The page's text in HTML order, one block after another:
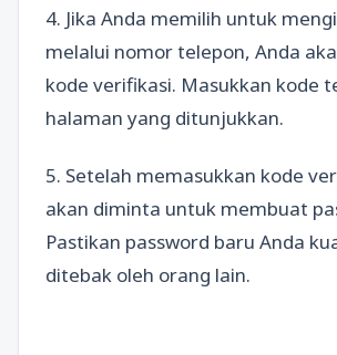
4. Jika Anda memilih untuk
melalui nomor telepon, Anda
kode verifikasi. Masukkan kode
halaman yang ditunjukkan.
5. Setelah memasukkan kode
akan diminta untuk membuat
Pastikan password baru Anda
ditebak oleh orang lain.